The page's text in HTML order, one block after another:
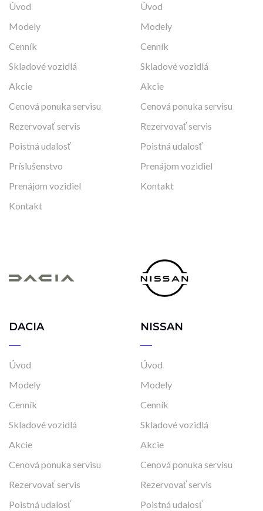
Úvod
Modely
Cenník
Skladové vozidlá
Akcie
Cenová ponuka servisu
Rezervovať servis
Poistná udalosť
Príslušenstvo
Prenájom vozidiel
Kontakt
Úvod
Modely
Cenník
Skladové vozidlá
Akcie
Cenová ponuka servisu
Rezervovať servis
Poistná udalosť
Prenájom vozidiel
Kontakt
DACIA
Úvod
Modely
Cenník
Skladové vozidlá
Akcie
Cenová ponuka servisu
Rezervovať servis
Poistná udalosť
NISSAN
Úvod
Modely
Cenník
Skladové vozidlá
Akcie
Cenová ponuka servisu
Rezervovať servis
Poistná udalosť